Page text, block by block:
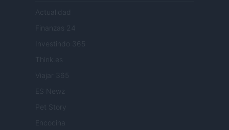
Actualidad
Finanzas 24
Investindo 365
Think.es
Viajar 365
ES Newz
Pet Story
Encocina